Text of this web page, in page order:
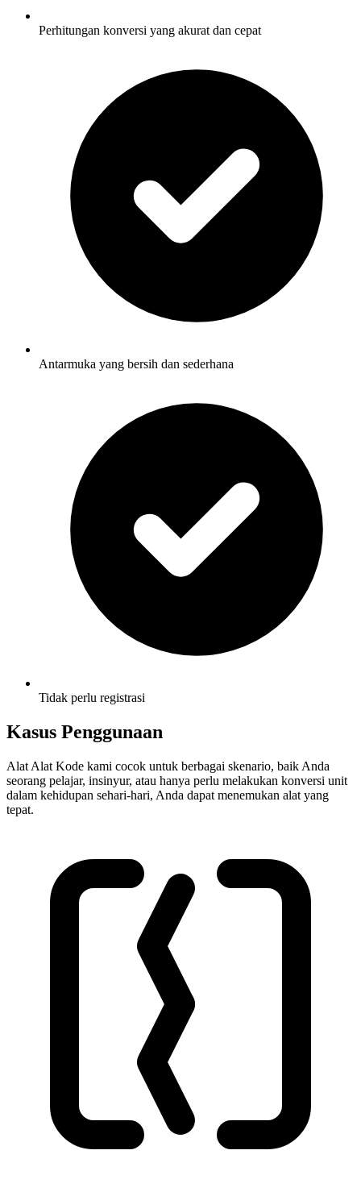
Perhitungan konversi yang akurat dan cepat
Antarmuka yang bersih dan sederhana
Tidak perlu registrasi
Kasus Penggunaan
Alat Alat Kode kami cocok untuk berbagai skenario, baik Anda
seorang pelajar, insinyur, atau hanya perlu melakukan konversi unit
dalam kehidupan sehari-hari, Anda dapat menemukan alat yang
tepat.